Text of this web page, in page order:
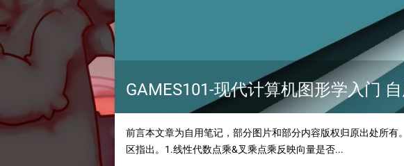
GAMES101-现代计算机图形学入门
前言本文章为自用笔记，部分图片和部分内容版权归原出处所
区指出。1.线性代数点乘&叉乘点乘反映向量是否...